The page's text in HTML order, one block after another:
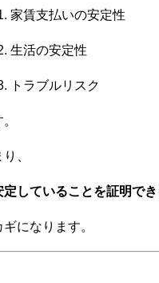
家賃支払いの安定性
生活の安定性
トラブルリスク
、
定していることを証明でき
ギになります。